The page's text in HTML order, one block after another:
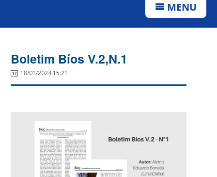
MENU
Boletim Bíos V.2,N.1
18/01/2024 15:21